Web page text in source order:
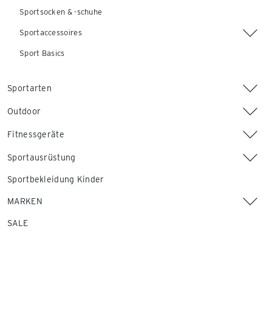
Sportsocken & -schuhe
Sportaccessoires
Sport Basics
Sportarten
Outdoor
Fitnessgeräte
Sportausrüstung
Sportbekleidung Kinder
MARKEN
SALE